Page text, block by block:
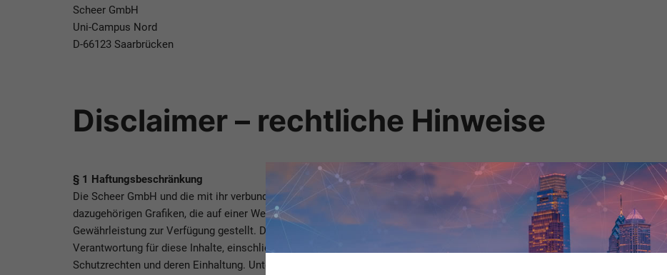
Scheer GmbH
Uni-Campus Nord
D-66123 Saarbrücken
Disclaimer – rechtliche Hinweise
§ 1 Haftungsbeschränkung
Die Scheer GmbH und die mit ihr verbundenen Unternehmen bzw. ihre Partner sowie ihre Lieferanten haften nicht für die
dazugehörigen Grafiken, die auf einer Web-Site veröffentlicht sind. Alle diese Informationen, Dokumente und die
Gewährleistung zur Verfügung gestellt. Die Scheer GmbH und ihre verbundenen Unternehmen bzw. ihre Partner und
Verantwortung für diese Inhalte, einschließlich jeglicher Zusicherungen bezüglich der Verkehrs- und Marktfähigkeit, der
Schutzrechten und deren Einhaltung. Unter keinen Umständen haften die Scheer GmbH und ihre verbundenen Unternehmen